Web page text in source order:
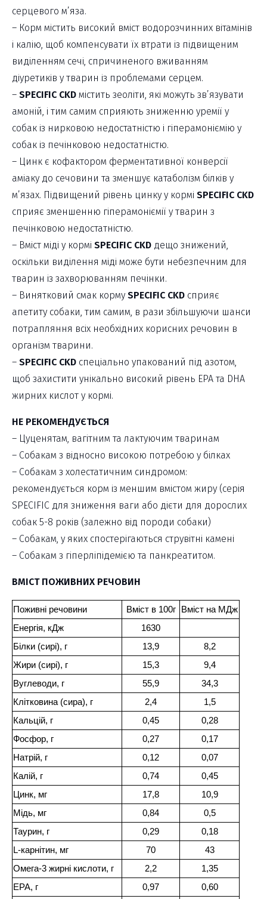
серцевого м’яза.
– Корм містить високий вміст водорозчинних вітамінів
і калію, щоб компенсувати їх втрати із підвищеним
виділенням сечі, спричиненого вживанням
діуретиків у тварин із проблемами серцем.
– SPECIFIC CKD містить зеоліти, які можуть зв’язувати
амоній, і тим самим сприяють зниженню уремії у
собак із нирковою недостатністю і гіперамоніємію у
собак із печінковою недостатністю.
– Цинк є кофактором ферментативної конверсії
аміаку до сечовини та зменшує катаболізм білків у
м’язах. Підвищений рівень цинку у кормі SPECIFIC CKD
сприяє зменшенню гіперамоніємії у тварин з
печінковою недостатністю.
– Вміст міді у кормі SPECIFIC CKD дещо знижений,
оскільки виділення міді може бути небезпечним для
тварин із захворюванням печінки.
– Винятковий смак корму SPECIFIC CKD сприяє
апетиту собаки, тим самим, в рази збільшуючи шанси
потрапляння всіх необхідних корисних речовин в
організм тварини.
– SPECIFIC CKD спеціально упакований під азотом,
щоб захистити унікально високий рівень ЕРА та DНА
жирних кислот у кормі.
НЕ РЕКОМЕНДУЄТЬСЯ
– Цуценятам, вагітним та лактуючим тваринам
– Собакам з відносно високою потребою у білках
– Собакам з холестатичним синдромом:
рекомендується корм із меншим вмістом жиру (серія
SPECIFIC для зниження ваги або дієти для дорослих
собак 5-8 років (залежно від породи собаки)
– Собакам, у яких спостерігаються струвітні камені
– Собакам з гіперліпідемією та панкреатитом.
ВМІСТ ПОЖИВНИХ РЕЧОВИН
Поживні речовини Вміст в 100г
Вміст на МДж
Енергія, кДж
1630
Білки (сирі), г
13,9
8,2
Жири (сирі), г
15,3
9,4
Вуглеводи, г
55,9
34,3
Клітковина (сира), г
2,4
1,5
Кальцій, г
0,45
0,28
Фосфор, г
0,27
0,17
Натрій, г
0,12
0,07
Калій, г
0,74
0,45
Цинк, мг
17,8
10,9
Мідь, мг
0,84
0,5
Таурин, г
0,29
0,18
L-карнітин, мг
70
43
Омега-3 жирні кислоти, г
2,2
1,35
EPA, г
0,97
0,60